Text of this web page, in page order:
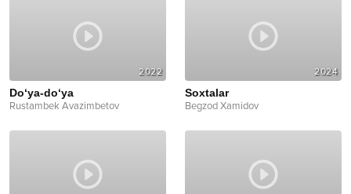
2022
Do‘ya-do‘ya
Rustambek Avazimbetov
2024
Soxtalar
Begzod Xamidov